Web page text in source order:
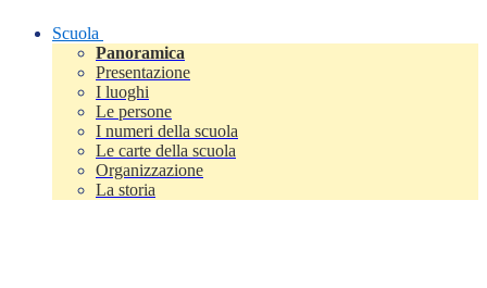
Scuola
Panoramica
Presentazione
I luoghi
Le persone
I numeri della scuola
Le carte della scuola
Organizzazione
La storia